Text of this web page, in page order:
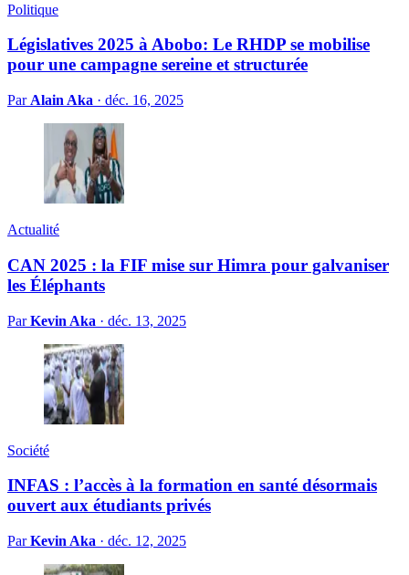
Politique
Législatives 2025 à Abobo: Le RHDP se mobilise
pour une campagne sereine et structurée
Par Alain Aka · déc. 16, 2025
Actualité
CAN 2025 : la FIF mise sur Himra pour galvaniser
les Éléphants
ParKevin Aka · déc. 13, 2025
Société
INFAS : l’accès à la formation en santé désormais
ouvert aux étudiants privés
ParKevin Aka · déc. 12, 2025